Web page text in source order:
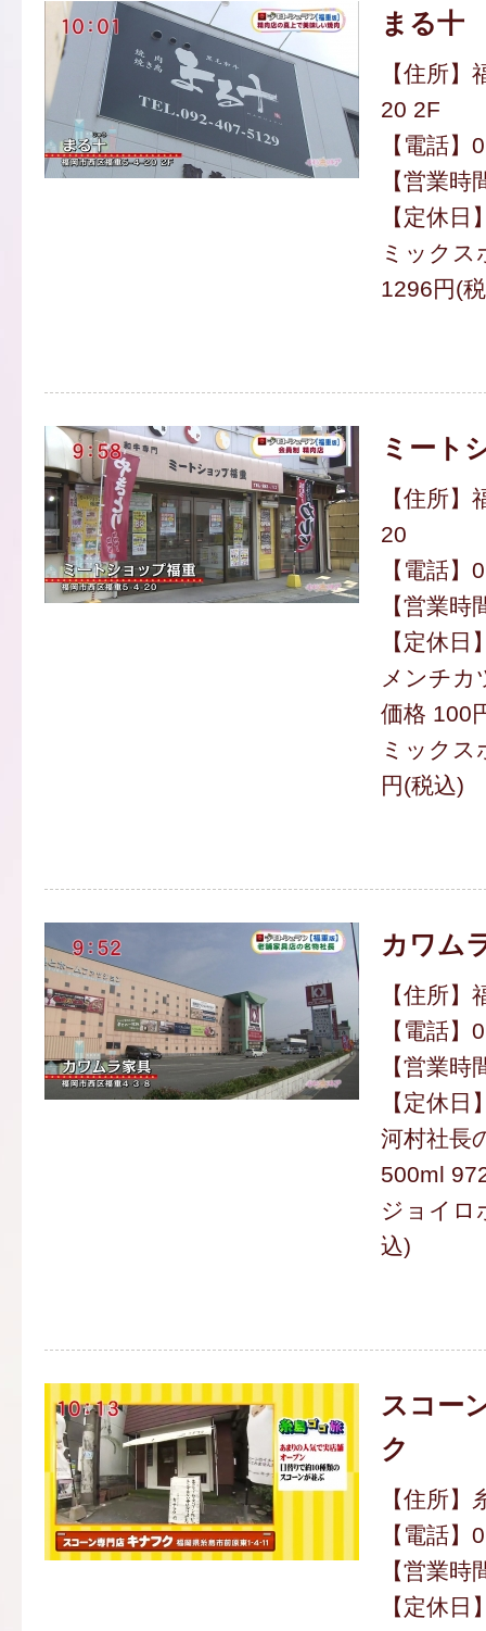
まる十
【住所
20 2F
【電話
【営業
【定休日
ミックス
1296円(
ミート
【住所
20
【電話
【営業
【定休日
メンチカ
価格 100
ミックス
円(税込)
カワム
【住所
【電話
【営業
【定休日
河村社長
500ml
ジョイロ
込)
スコー
ク
【住所
【電話
【営業
【定休日